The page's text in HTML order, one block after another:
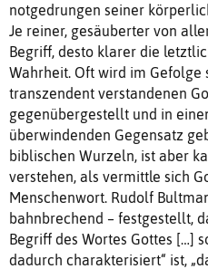
notgedrungen seiner
Je reiner, gesäuberter von
Begriff, desto klarer die
Wahrheit. Oft wird im
transzendent verstandenen
gegenübergestellt und in
überwindenden Gegensatz
biblischen Wurzeln, ist aber
verstehen, als vermittle sich
Menschenwort. Rudolf
bahnbrechend – festgestellt,
Begriff des Wortes Gottes […]
dadurch charakterisiert“ ist,